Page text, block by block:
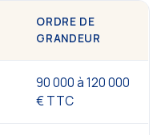
ORDRE DE
GRANDEUR
90 000 à 120 000
€ TTC